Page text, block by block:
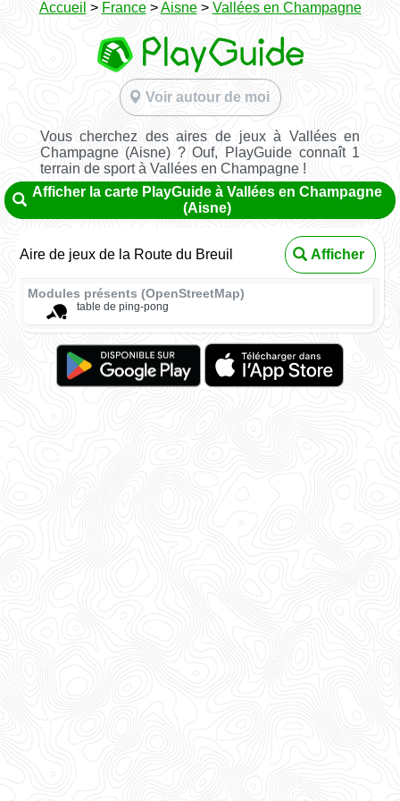
Accueil > France>Aisne> Vallées en Champagne
Voir autour de moi
Vous cherchez des aires de jeux à Vallées en
Champagne (Aisne) ? Ouf, PlayGuide connaît 1
terrain de sport à Vallées en Champagne !
Afficher la carte PlayGuide à Vallées en Champagne
(Aisne)
Aire de jeux de la Route du Breuil Afficher
Modules présents (OpenStreetMap)
table de ping-pong